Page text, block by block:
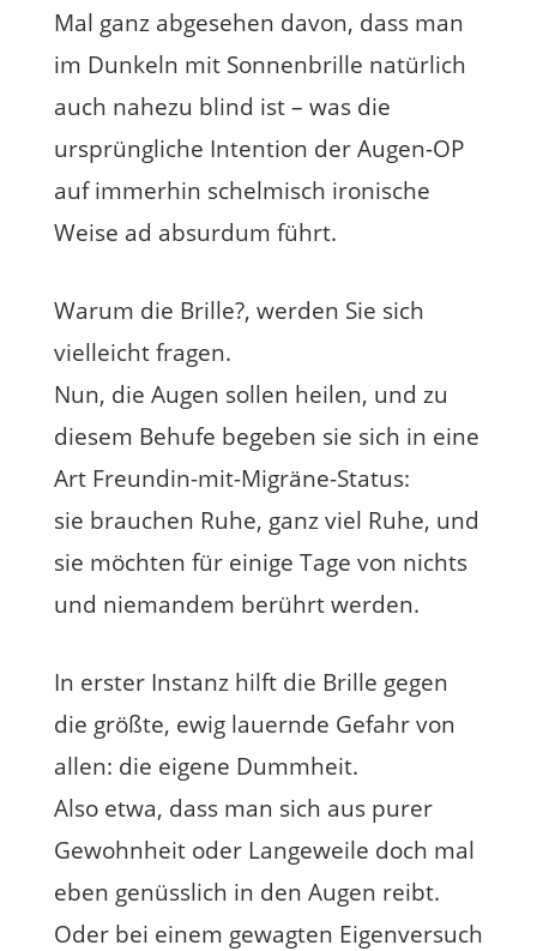
Mal ganz abgesehen davon, dass man
im Dunkeln mit Sonnenbrille natürlich
auch nahezu blind ist – was die
ursprüngliche Intention der Augen-OP
auf immerhin schelmisch ironische
Weise ad absurdum führt.
Warum die Brille?, werden Sie sich
vielleicht fragen.
Nun, die Augen sollen heilen, und zu
diesem Behufe begeben sie sich in eine
Art Freundin-mit-Migräne-Status:
sie brauchen Ruhe, ganz viel Ruhe, und
sie möchten für einige Tage von nichts
und niemandem berührt werden.
In erster Instanz hilft die Brille gegen
die größte, ewig lauernde Gefahr von
allen: die eigene Dummheit.
Also etwa, dass man sich aus purer
Gewohnheit oder Langeweile doch mal
eben genüsslich in den Augen reibt.
Oder bei einem gewagten Eigenversuch